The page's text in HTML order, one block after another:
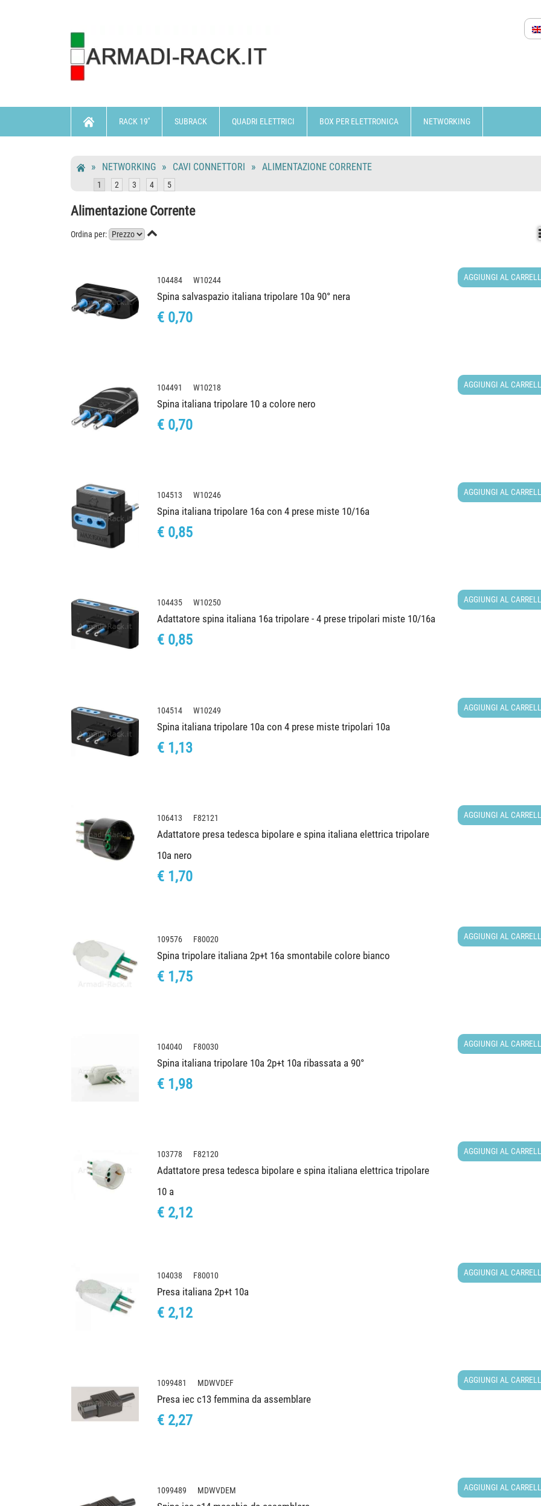
RACK 19'' SUBRACK QUADRI ELETTRICI BOX PER ELETTRONICA NETWORKING
NETWORKING CAVI CONNETTORI ALIMENTAZIONE CORRENTE
1 2 3 4 5
Alimentazione Corrente
Ordina per: 
104484 W10244
Spina salvaspazio italiana tripolare 10a 90° nera
€ 0,70
AGGIUNGI AL
104491 W10218
Spina italiana tripolare 10 a colore nero
€ 0,70
AGGIUNGI AL
104513 W10246
Spina italiana tripolare 16a con 4 prese miste 10/16a
€ 0,85
AGGIUNGI AL
104435 W10250
Adattatore spina italiana 16a tripolare - 4 prese tripolari miste 10/16a
€ 0,85
AGGIUNGI AL
104514 W10249
Spina italiana tripolare 10a con 4 prese miste tripolari 10a
€ 1,13
AGGIUNGI AL
106413 F82121
Adattatore presa tedesca bipolare e spina italiana elettrica tripolare
10a nero
€ 1,70
AGGIUNGI AL
109576 F80020
Spina tripolare italiana 2p+t 16a smontabile colore bianco
€ 1,75
AGGIUNGI AL
104040 F80030
Spina italiana tripolare 10a 2p+t 10a ribassata a 90°
€ 1,98
AGGIUNGI AL
103778 F82120
Adattatore presa tedesca bipolare e spina italiana elettrica tripolare
10 a
€ 2,12
AGGIUNGI AL
104038 F80010
Presa italiana 2p+t 10a
€ 2,12
AGGIUNGI AL
1099481 MDWVDEF
Presa iec c13 femmina da assemblare
€ 2,27
AGGIUNGI AL
1099489 MDWVDEM AGGIUNGI AL